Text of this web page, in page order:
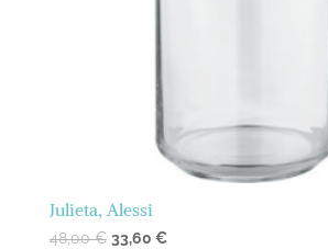
Julieta, Alessi
48,00€ 33,60 €